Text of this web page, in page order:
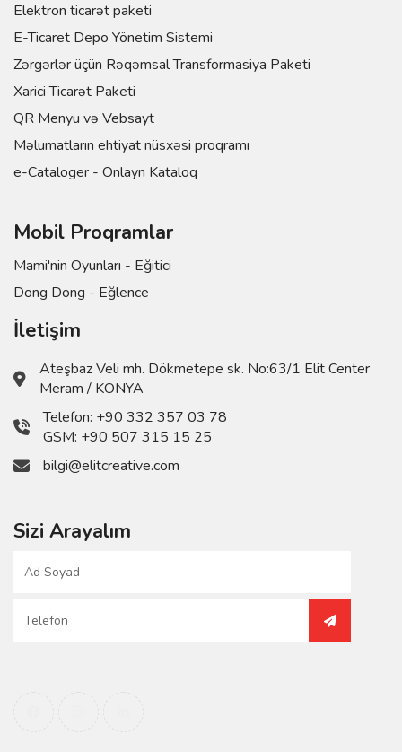
Elektron ticarət paketi
E-Ticaret Depo Yönetim Sistemi
Zərgərlər üçün Rəqəmsal Transformasiya Paketi
Xarici Ticarət Paketi
QR Menyu və Vebsayt
Məlumatların ehtiyat nüsxəsi proqramı
e-Cataloger - Onlayn Kataloq
Mobil Proqramlar
Mami'nin Oyunları - Eğitici
Dong Dong - Eğlence
İletişim
Ateşbaz Veli mh. Dökmetepe sk. No:63/1 Elit Center
Meram / KONYA
Telefon: +90 332 357 03 78
GSM: +90 507 315 15 25
bilgi@elitcreative.com
Sizi Arayalım